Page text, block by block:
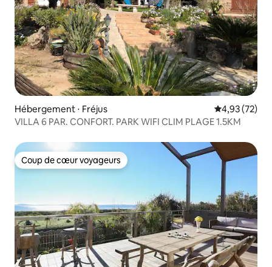
Hébergement ⋅ Fréjus Évaluation
4,93 (72)
VILLA 6 PAR. CONFORT. PARK WIFI CLIM PLAGE 1.5KM
Coup de cœur voyageurs
Coup de cœur voyageurs